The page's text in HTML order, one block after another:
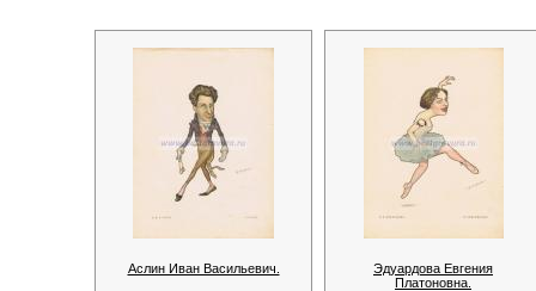
Аслин Иван Васильевич.
Эдуардова Евгения
Платоновна.